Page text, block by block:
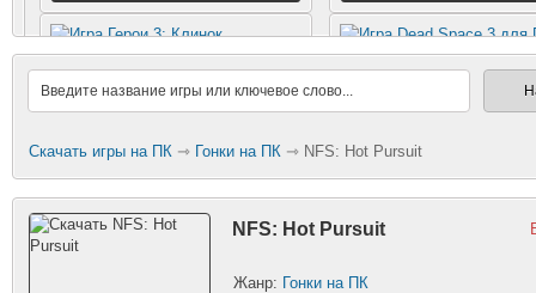
Герои 3: Клинок Армагеддона Dead Space 3
Скачать игры на ПК ⇾ Гонки на ПК ⇾ NFS: Hot Pursuit
NFS: Hot Pursuit
Жанр: Гонки на ПК